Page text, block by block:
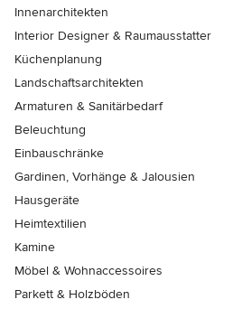
Innenarchitekten
Interior Designer & Raumausstatter
Küchenplanung
Landschaftsarchitekten
Armaturen & Sanitärbedarf
Beleuchtung
Einbauschränke
Gardinen, Vorhänge & Jalousien
Hausgeräte
Heimtextilien
Kamine
Möbel & Wohnaccessoires
Parkett & Holzböden